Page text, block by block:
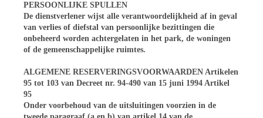
PERSOONLIJKE SPULLEN
De dienstverlener wijst alle verantwoordelijkheid af in geval
van verlies of diefstal van persoonlijke bezittingen die
onbeheerd worden achtergelaten in het park, de woningen
of de gemeenschappelijke ruimtes.
ALGEMENE RESERVERINGSVOORWAARDEN Artikelen
95 tot 103 van Decreet nr. 94-490 van 15 juni 1994 Artikel
95
Onder voorbehoud van de uitsluitingen voorzien in de